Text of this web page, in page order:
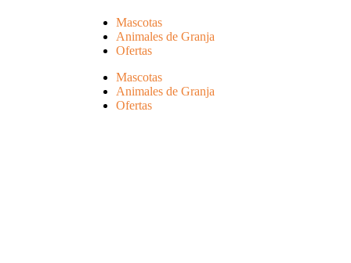
Mascotas
Animales de Granja
Ofertas
Mascotas
Animales de Granja
Ofertas